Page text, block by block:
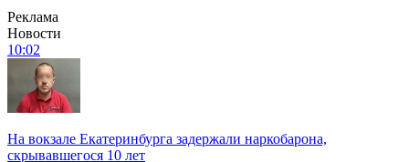
Реклама
Новости
10:02
На вокзале Екатеринбурга задержали наркобарона,
скрывавшегося 10 лет